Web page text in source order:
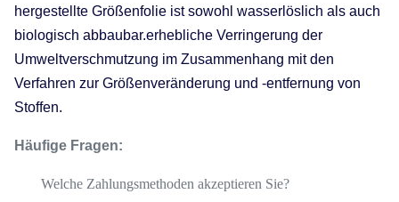
hergestellte Größenfolie ist sowohl wasserlöslich als auch
biologisch abbaubar.erhebliche Verringerung der
Umweltverschmutzung im Zusammenhang mit den
Verfahren zur Größenveränderung und -entfernung von
Stoffen.
Häufige Fragen:
Welche Zahlungsmethoden akzeptieren Sie?